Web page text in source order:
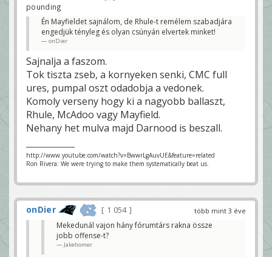
pounding
Én Mayfieldet sajnálom, de Rhule-t remélem szabadjára
engedjük tényleg és olyan csúnyán elvertek minket!
onDier
Sajnalja a faszom.
Tok tiszta zseb, a kornyeken senki, CMC full
ures, pumpal oszt odadobja a vedonek.
Komoly verseny hogy ki a nagyobb ballaszt,
Rhule, McAdoo vagy Mayfield.
Nehany het mulva majd Darnood is beszall.
http://www.youtube.com/watch?v=BwwrLgAuvUE&feature=related
Ron Rivera: We were trying to make them systematically beat us.
több mint 3 éve
onDier
1 054
Mekedunál vajon hány fórumtárs rakna össze
jobb offense-t?
Jakehomer